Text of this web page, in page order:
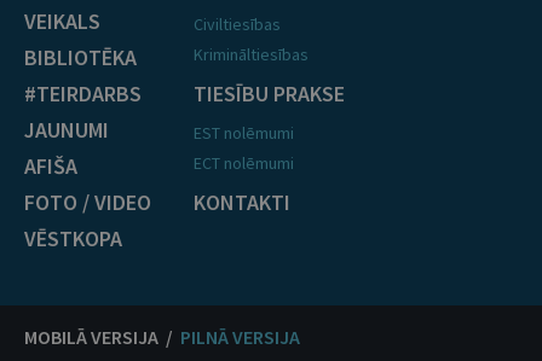
VEIKALS
BIBLIOTĒKA
#TEIRDARBS
JAUNUMI
AFIŠA
FOTO / VIDEO
VĒSTKOPA
Civiltiesības
Krimināltiesības
TIESĪBU PRAKSE
EST nolēmumi
ECT nolēmumi
KONTAKTI
MOBILĀ VERSIJA / PILNĀ VERSIJA